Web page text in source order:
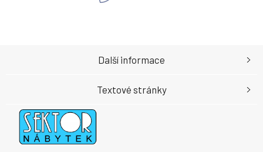
Další informace
Textové stránky